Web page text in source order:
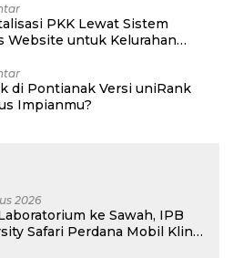
PKK Lewat Sistem
Website untuk Kelurahan
di Pontianak Versi uniRank
Impianmu?
2026
ke Sawah, IPB
Safari Perdana Mobil Klinik